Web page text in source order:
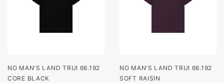
NO MAN'S LAND TRUI 66.192
CORE BLACK
NO MAN'S LAND TRUI 66.192
SOFT RAISIN